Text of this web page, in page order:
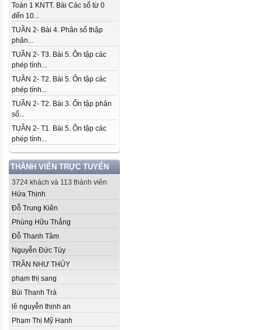
Toán 1 KNTT. Bài Các số từ 0
đến 10...
TUẦN 2- Bài 4. Phân số thập
phân...
TUẦN 2- T3. Bài 5. Ôn tập các
phép tính...
TUẦN 2- T2. Bài 5. Ôn tập các
phép tính...
TUẦN 2- T2. Bài 3. Ôn tập phân
số...
TUẦN 2- T1. Bài 5. Ôn tập các
phép tính...
THÀNH VIÊN TRỰC TUYẾN
3724 khách và 113 thành viên
Hứa Thịnh
Đỗ Trung Kiên
Phùng Hữu Thắng
Đỗ Thanh Tâm
Nguyễn Đức Túy
TRẦN NHƯ THỦY
phạm thị sang
Bùi Thanh Trà
lê nguyễn thịnh an
Phạm Thị Mỹ Hạnh